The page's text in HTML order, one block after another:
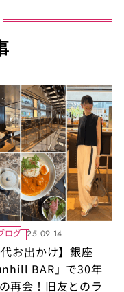
ログ 25.09.14
代お出かけ】銀座
BAR」で30年
再会！旧友とのラ